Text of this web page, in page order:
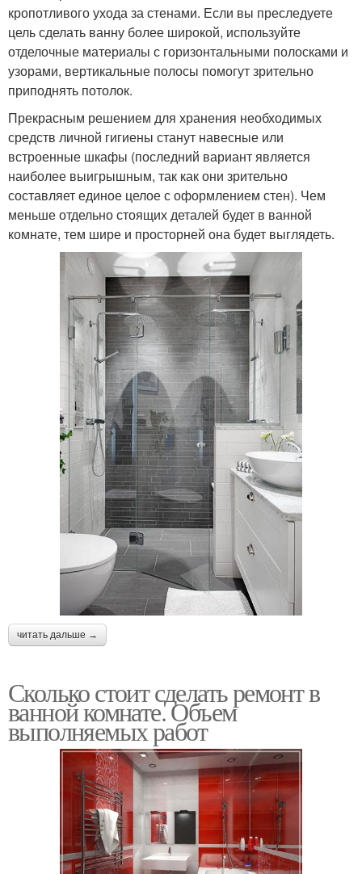
кропотливого ухода за стенами. Если вы преследуете
цель сделать ванну более широкой, используйте
отделочные материалы с горизонтальными полосками и
узорами, вертикальные полосы помогут зрительно
приподнять потолок.
Прекрасным решением для хранения необходимых
средств личной гигиены станут навесные или
встроенные шкафы (последний вариант является
наиболее выигрышным, так как они зрительно
составляет единое целое с оформлением стен). Чем
меньше отдельно стоящих деталей будет в ванной
комнате, тем шире и просторней она будет выглядеть.
читать дальше →
Сколько стоит сделать ремонт в
ванной комнате. Объем
выполняемых работ